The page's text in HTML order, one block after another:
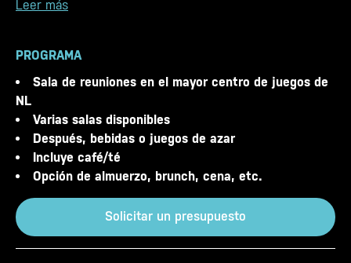
Leer más
PROGRAMA
Sala de reuniones en el mayor centro de juegos de
NL
Varias salas disponibles
Después, bebidas o juegos de azar
Incluye café/té
Opción de almuerzo, brunch, cena, etc.
Solicitar un presupuesto